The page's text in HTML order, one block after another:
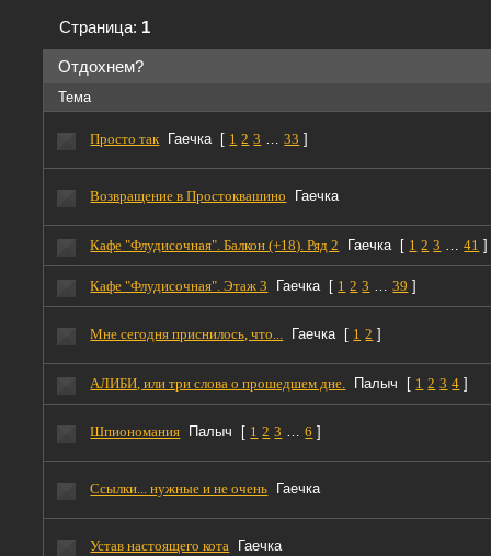
Отдохнем?
Страница: 1
Тема
Просто так Гаечка [ 1 2 3 … 33 ]
Возвращение в Простоквашино Гаечка
Кафе "Флудисочная". Балкон (+18). Ряд 2 Гаечка [ 1 2 3 … 41 ]
Кафе "Флудисочная". Этаж 3 Гаечка [ 1 2 3 … 39 ]
Мне сегодня приснилось, что... Гаечка [ 1 2 ]
АЛИБИ, или три слова о прошедшем дне. Палыч [ 1 2 3 4 ]
Шпиономания Палыч [ 1 2 3 … 6 ]
Ссылки... нужные и не очень Гаечка
Устав настоящего кота Гаечка